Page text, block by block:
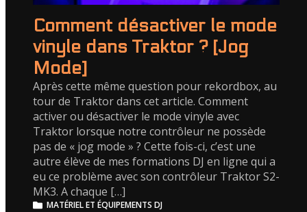
Comment désactiver le mode
vinyle dans Traktor ? [Jog
Mode]
Après cette même question pour rekordbox, au
tour de Traktor dans cet article. Comment
activer ou désactiver le mode vinyle avec
Traktor lorsque notre contrôleur ne possède
pas de « jog mode » ? Cette fois-ci, c’est une
autre élève de mes formations DJ en ligne qui a
eu ce problème avec son contrôleur Traktor S2-
MK3. A chaque […]
MATÉRIEL ET ÉQUIPEMENTS DJ